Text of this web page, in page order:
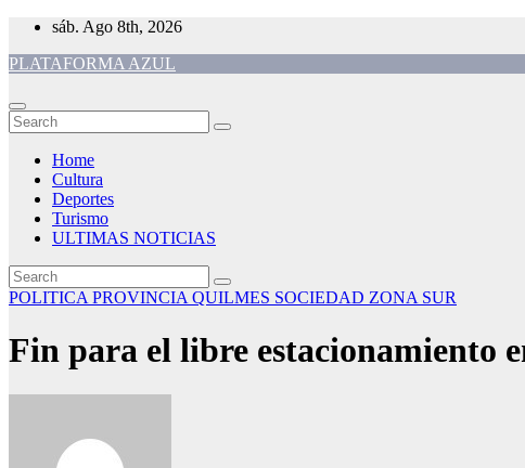
Skip
content
sáb. Ago 8th, 2026
PLATAFORMA AZUL
Home
Cultura
Deportes
Turismo
ULTIMAS NOTICIAS
POLITICA PROVINCIA QUILMES SOCIEDAD ZONA SUR
Fin para el libre estacionamiento